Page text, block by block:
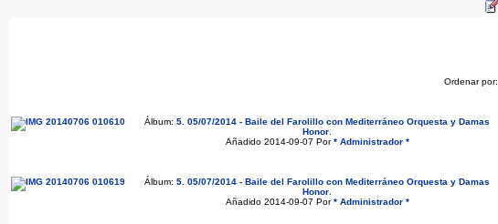
Ordenar por:
Álbum: 5. 05/07/2014 - Baile del Farolillo con Mediterráneo Orquesta y Damas
Honor
Añadido 2014-09-07 Por* Administrador *
Álbum: 5. 05/07/2014 - Baile del Farolillo con Mediterráneo Orquesta y Damas
Honor
Añadido 2014-09-07 Por* Administrador *